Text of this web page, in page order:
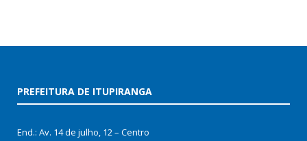
PREFEITURA DE ITUPIRANGA
End.: Av. 14 de julho, 12 – Centro